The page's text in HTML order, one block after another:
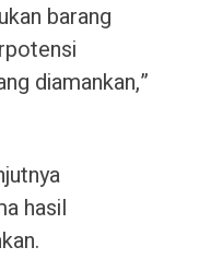
barang
diamankan,”
hasil